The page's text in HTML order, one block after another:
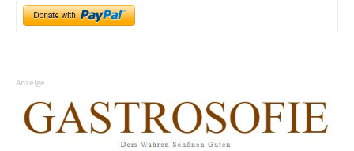
Anzeige